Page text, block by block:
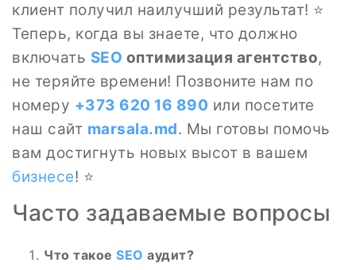
клиент получил наилучший результат! ⭐
Теперь, когда вы знаете, что должно
включать SEO оптимизация агентство,
не теряйте времени! Позвоните нам по
номеру +373 620 16 890 или посетите
наш сайт marsala.md. Мы готовы помочь
вам достигнуть новых высот в вашем
бизнесе! ⭐
Часто задаваемые вопросы
Что такое SEO аудит?